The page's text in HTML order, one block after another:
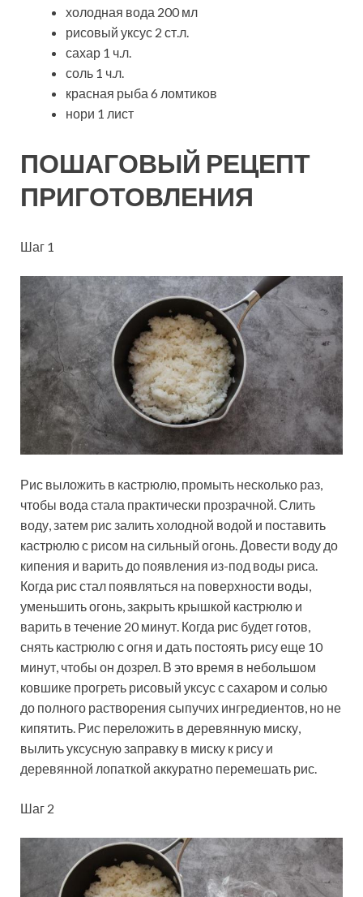
холодная вода 200 мл
рисовый уксус 2 ст.л.
сахар 1 ч.л.
соль 1 ч.л.
красная рыба 6 ломтиков
нори 1 лист
ПОШАГОВЫЙ РЕЦЕПТ
ПРИГОТОВЛЕНИЯ
Шаг 1
Рис выложить в кастрюлю, промыть несколько раз,
чтобы вода стала практически прозрачной. Слить
воду, затем рис залить холодной водой и поставить
кастрюлю с рисом на сильный огонь. Довести воду до
кипения и варить до появления из-под воды риса.
Когда рис стал появляться на поверхности воды,
уменьшить огонь, закрыть крышкой кастрюлю и
варить в течение 20 минут. Когда рис будет готов,
снять кастрюлю с огня и дать постоять рису еще 10
минут, чтобы он дозрел. В это время в небольшом
ковшике прогреть рисовый уксус с сахаром и солью
до полного растворения сыпучих ингредиентов, но не
кипятить. Рис переложить в деревянную миску,
вылить уксусную заправку в миску к рису и
деревянной лопаткой аккуратно перемешать рис.
Шаг 2